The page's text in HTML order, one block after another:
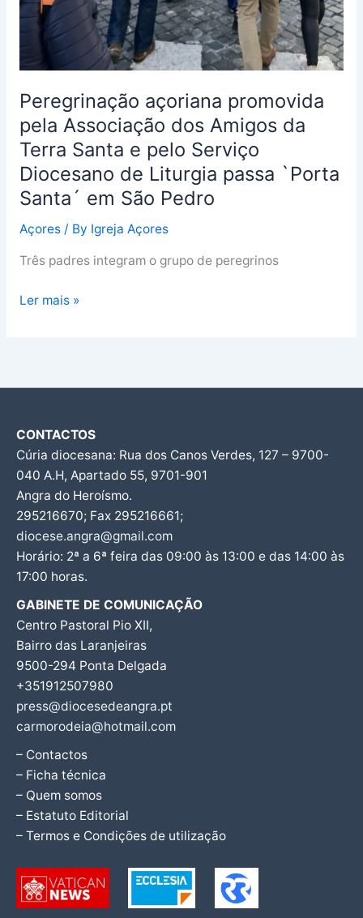
Peregrinação açoriana promovida
pela Associação dos Amigos da
Terra Santa e pelo Serviço
Diocesano de Liturgia passa `Porta
Santa´ em São Pedro
Açores/ By Igreja Açores
Três padres integram o grupo de peregrinos
Santa
em
São
Pedro
Ler mais »
CONTACTOS
Cúria diocesana: Rua dos Canos Verdes, 127 – 9700-
040 A.H, Apartado 55, 9701-901
Angra do Heroísmo.
295216670; Fax 295216661;
diocese.angra@gmail.com
Horário: 2ª a 6ª feira das 09:00 às 13:00 e das 14:00 às
17:00 horas.
GABINETE DE COMUNICAÇÃO
Centro Pastoral Pio XII,
Bairro das Laranjeiras
9500-294 Ponta Delgada
+351912507980
press@diocesedeangra.pt
carmorodeia@hotmail.com
– Contactos
– Ficha técnica
– Quem somos
– Estatuto Editorial
– Termos e Condições de utilização